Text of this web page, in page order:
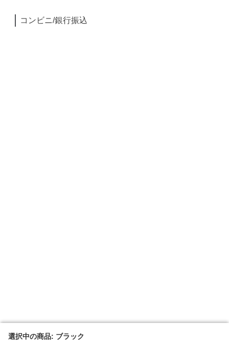
選択中の商品: ブラック
選択中の商品: ブラック
コンビニ/銀行振込